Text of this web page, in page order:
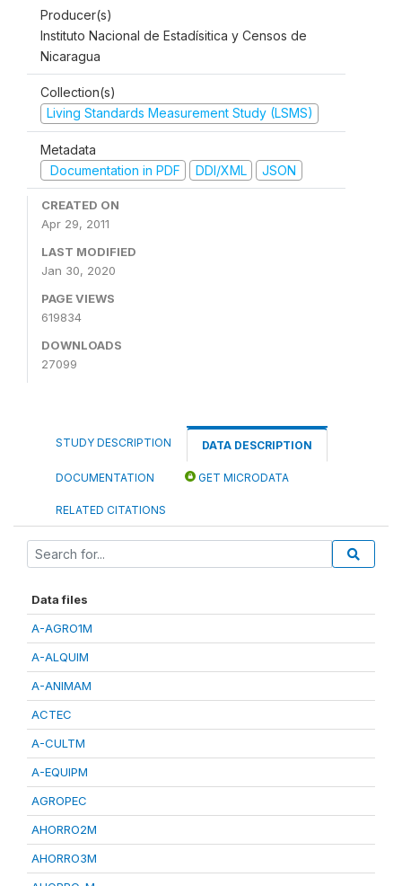
Producer(s)
Instituto Nacional de Estadísitica y Censos de
Nicaragua
Collection(s)
Living Standards Measurement Study (LSMS)
Metadata
Documentation in PDF
DDI/XML JSON
CREATED ON
Apr 29, 2011
LAST MODIFIED
Jan 30, 2020
PAGE VIEWS
619834
DOWNLOADS
27099
STUDY DESCRIPTION DATA DESCRIPTION
DOCUMENTATION GET MICRODATA
RELATED CITATIONS
Data files
A-AGRO1M
A-ALQUIM
A-ANIMAM
ACTEC
A-CULTM
A-EQUIPM
AGROPEC
AHORRO2M
AHORRO3M